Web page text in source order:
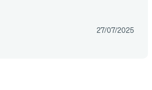
27/07/2025